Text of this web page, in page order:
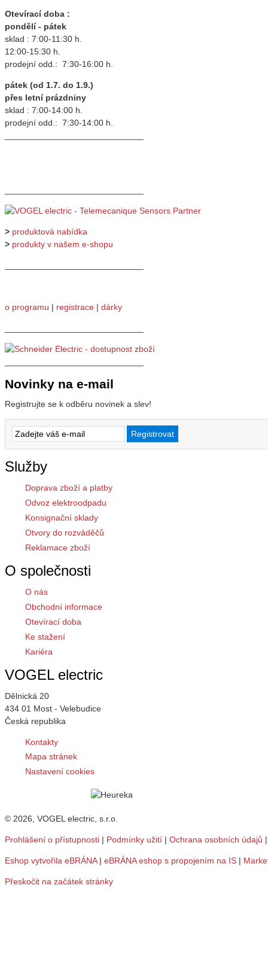
Otevírací doba :
pondělí - pátek
sklad : 7:00-11:30 h.
12:00-15:30 h.
prodejní odd.: 7:30-16:00 h.
pátek (od 1.7. do 1.9.)
přes letní prázdniny
sklad : 7:00-14:00 h.
prodejní odd.: 7:30-14:00 h.
> produktová nabídka
> produkty v našem e-shopu
o programu | registrace | dárky
Novinky na e-mail
Registrujte se k odběru novinek a slev!
Služby
Doprava zboží a platby
Odvoz elektroodpadu
Konsignační sklady
Otvory do rozváděčů
Reklamace zboží
O společnosti
O nás
Obchodní informace
Otevírací doba
Ke stažení
Kariéra
VOGEL electric
Dělnická 20
434 01 Most - Velebudice
Česká republika
Kontakty
Mapa stránek
Nastavení cookies
© 2026, VOGEL electric, s.r.o.
Prohlášení o přístupnosti | Podmínky užití | Ochrana osobních údajů
Eshop vytvořila eBRÁNA| eBRÁNA eshop s propojením na IS |
Přeskočit na začátek stránky